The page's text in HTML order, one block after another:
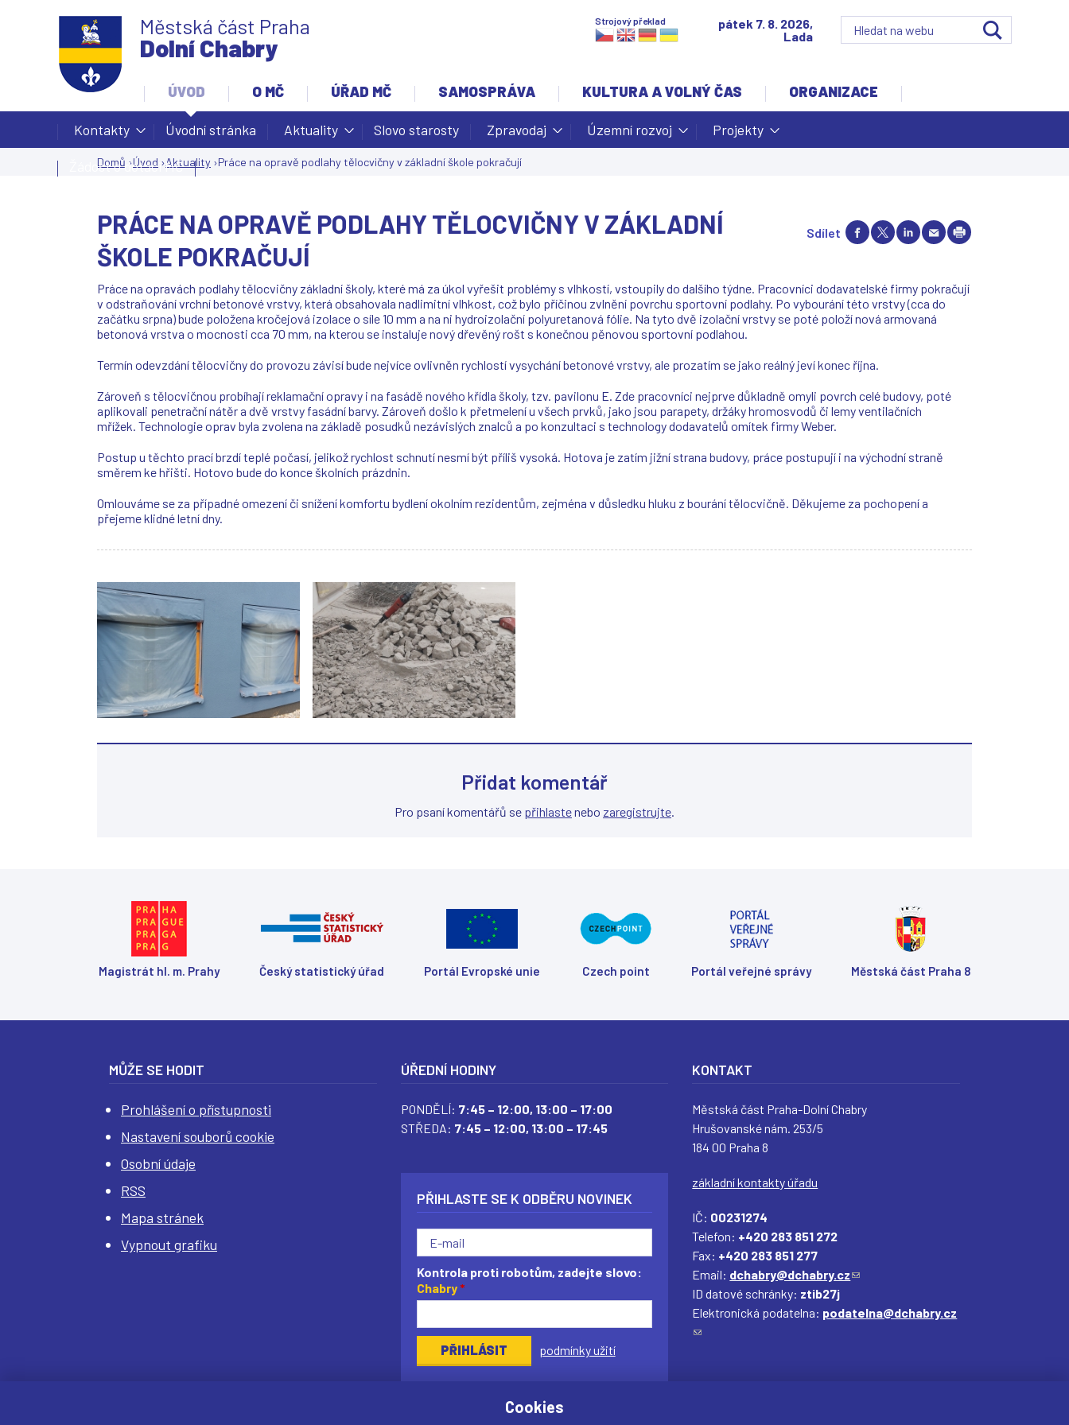
pátek 7. 8. 2026,
Lada
Městská část Praha
Dolní Chabry
Strojový překlad
( ( (
ÚVOD
Kontakty Úvodní stránka Aktuality Slovo starosty Zpravodaj Územní rozvoj Projekty
Žádost o dotaci MČ
O MČ ÚŘAD MČ SAMOSPRÁVA KULTURA A VOLNÝ ČAS ORGANIZACE
zde
Domů ›Úvod ›Aktuality ›Práce na opravě podlahy tělocvičny v základní škole pokračují
Sdílet
PRÁCE NA OPRAVĚ PODLAHY TĚLOCVIČNY V ZÁKLADNÍ
ŠKOLE POKRAČUJÍ
Práce na opravách podlahy tělocvičny základní školy, které má za úkol vyřešit problémy s vlhkostí, vstoupily do dalšího týdne. Pracovníci dodavatelské firmy pokračují
v odstraňování vrchní betonové vrstvy, která obsahovala nadlimitní vlhkost, což bylo příčinou zvlnění povrchu sportovní podlahy. Po vybourání této vrstvy (cca do
začátku srpna) bude položena kročejová izolace o síle 10 mm a na ni hydroizolační polyuretanová fólie. Na tyto dvě izolační vrstvy se poté položí nová armovaná
betonová vrstva o mocnosti cca 70 mm, na kterou se instaluje nový dřevěný rošt s konečnou pěnovou sportovní podlahou.
Termín odevzdání tělocvičny do provozu závisí bude nejvíce ovlivněn rychlostí vysychání betonové vrstvy, ale prozatím se jako reálný jeví konec října.
Zároveň s tělocvičnou probíhají reklamační opravy i na fasádě nového křídla školy, tzv. pavilonu E. Zde pracovníci nejprve důkladně omyli povrch celé budovy, poté
aplikovali penetrační nátěr a dvě vrstvy fasádní barvy. Zároveň došlo k přetmelení u všech prvků, jako jsou parapety, držáky hromosvodů či lemy ventilačních
mřížek. Technologie oprav byla zvolena na základě posudků nezávislých znalců a po konzultaci s technology dodavatelů omítek firmy Weber.
Postup u těchto prací brzdí teplé počasí, jelikož rychlost schnutí nesmí být příliš vysoká. Hotova je zatím jižní strana budovy, práce postupují i na východní straně
směrem ke hřišti. Hotovo bude do konce školních prázdnin.
Omlouváme se za případné omezení či snížení komfortu bydlení okolním rezidentům, zejména v důsledku hluku z bourání tělocvičně. Děkujeme za pochopení a
přejeme klidné letní dny.
Přidat komentář
Pro psaní komentářů se přihlastenebo zaregistrujte.
Magistrát hl. m. Prahy Český statistický úřad Portál Evropské unie Czech point Portál veřejné správy Městská část Praha 8
MŮŽE SE HODIT
Prohlášení o přístupnosti
Nastavení souborů cookie
Osobní údaje
RSS
Mapa stránek
Vypnout grafiku
ÚŘEDNÍ HODINY
PONDĚLÍ: 7:45 – 12:00, 13:00 – 17:00
STŘEDA: 7:45 – 12:00, 13:00 – 17:45
PŘIHLASTE SE K ODBĚRU NOVINEK
Kontrola proti robotům, zadejte slovo:
Chabry*
podmínky užití
KONTAKT
Městská část Praha-Dolní Chabry
Hrušovanské nám. 253/5
184 00 Praha 8
základní kontakty úřadu
IČ: 00231274
Telefon: +420 283 851 272
Fax: +420 283 851 277
Email: dchabry@dchabry.cz(
d
ID datové schránky: ztib27j
Elektronická podatelna: podatelna@dchabry.cz
(
Cookies